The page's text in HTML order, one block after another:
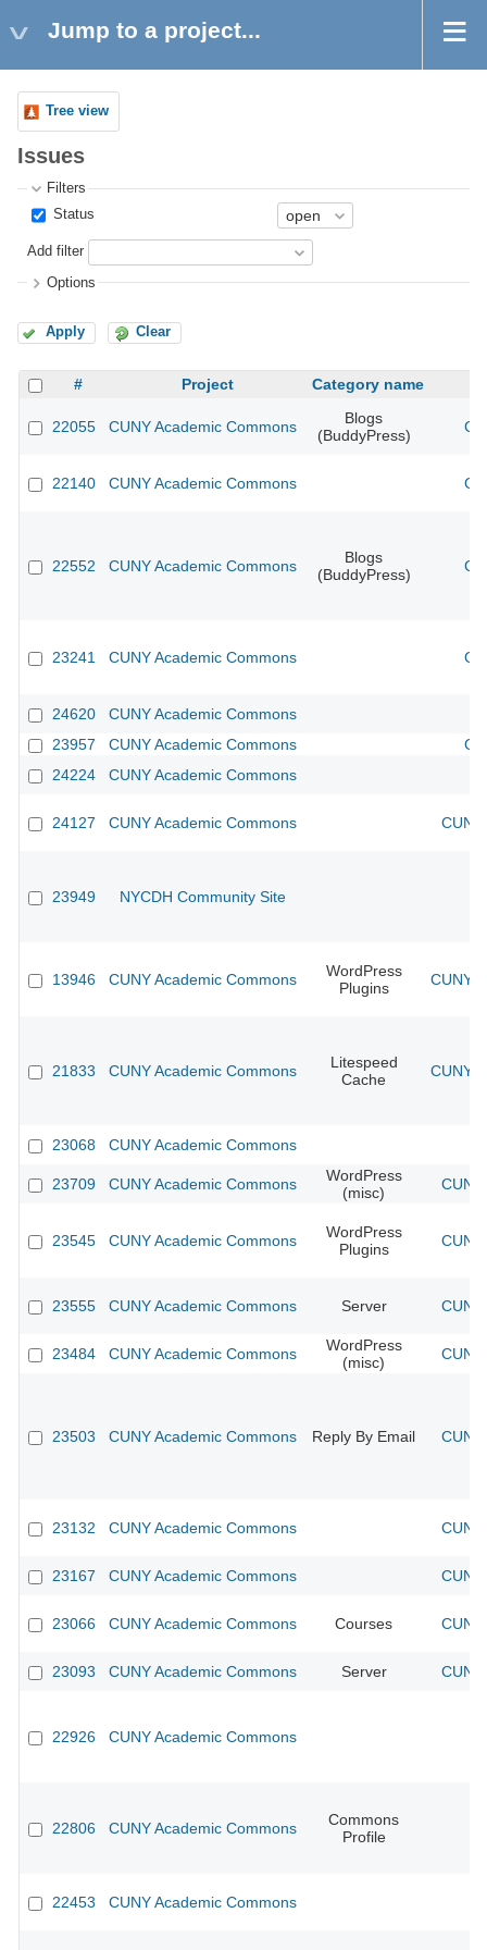
Jump to a project...
Tree view
Issues
Filters
Status
Add filter
Options
Apply Clear
# Project Category name
22055 CUNY Academic Commons
Blogs
(BuddyPress)
22140 CUNY Academic Commons
22552 CUNY Academic Commons
Blogs
(BuddyPress)
23241 CUNY Academic Commons
24620
CUNY Academic Commons
23957
CUNY Academic Commons
24224
CUNY Academic Commons
24127 CUNY Academic Commons
23949 NYCDH Community Site
13946 CUNY Academic Commons
WordPress
Plugins
CUNY
21833 CUNY Academic Commons
Litespeed
Cache
CUNY
23068 CUNY Academic Commons
23709 CUNY Academic Commons
WordPress
(misc)
23545 CUNY Academic Commons
WordPress
Plugins
23555 CUNY Academic Commons Server
23484 CUNY Academic Commons
WordPress
(misc)
23503 CUNY Academic Commons Reply By Email
23132 CUNY Academic Commons
23167 CUNY Academic Commons
23066 CUNY Academic Commons Courses
23093 CUNY Academic Commons Server
22926 CUNY Academic Commons
22806 CUNY Academic Commons
Commons
Profile
22453 CUNY Academic Commons